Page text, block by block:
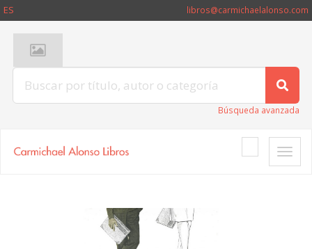
ES libros@carmichaelalonso.com
Búsqueda avanzada
Toggle